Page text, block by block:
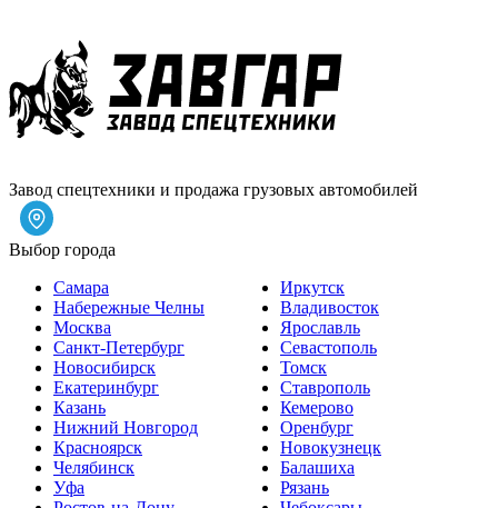
Завод спецтехники и продажа грузовых автомобилей
Выбор города
Самара
Набережные Челны
Москва
Санкт-Петербург
Новосибирск
Екатеринбург
Казань
Нижний Новгород
Красноярск
Челябинск
Уфа
Иркутск
Владивосток
Ярославль
Севастополь
Томск
Ставрополь
Кемерово
Оренбург
Новокузнецк
Балашиха
Рязань